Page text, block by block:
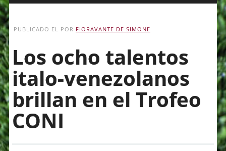
content
PUBLICADO EL POR FIORAVANTE DE SIMONE
Los ocho talentos
italo-venezolanos
brillan en el Trofeo
CONI